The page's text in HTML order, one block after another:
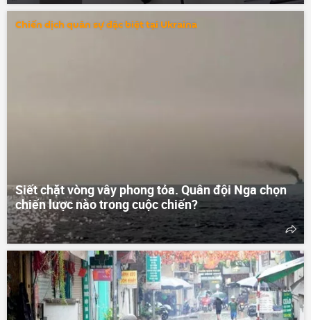
Chiến dịch quân sự đặc biệt tại Ukraina
Siết chặt vòng vây phong tỏa. Quân đội Nga chọn
chiến lược nào trong cuộc chiến?